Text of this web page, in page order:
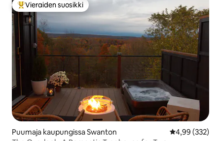
Vieraiden suosikkien parhaimmistoa
Vieraiden suosikki
Puumaja kaupungissa Swanton
4,99 (332)